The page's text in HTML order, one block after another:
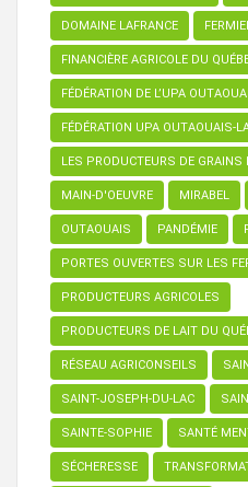
DOMAINE LAFRANCE
FINANCIÈRE AGRICOLE DU
FÉDÉRATION DE L’UPA
FÉDÉRATION UPA OUTAOUAIS-
LES PRODUCTEURS DE GRAINS
MAIN-D'OEUVRE MIRABEL
OUTAOUAIS PANDÉMIE
PORTES OUVERTES SUR LES
PRODUCTEURS AGRICOLES
PRODUCTEURS DE LAIT DU
RÉSEAU AGRICONSEILS
SAINT-JOSEPH-DU-LAC
SAINTE-SOPHIE SANTÉ
SÉCHERESSE